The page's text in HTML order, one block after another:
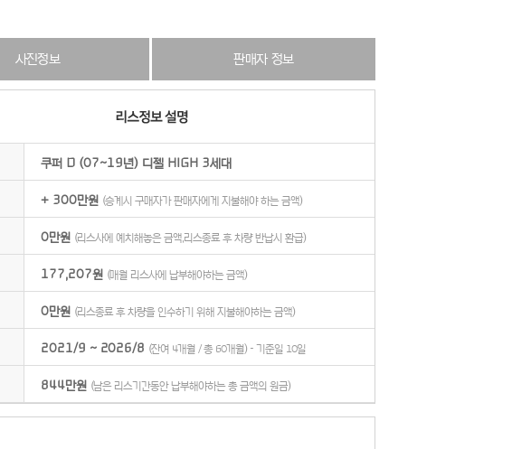
사진정보 판매자 정보
쿠퍼 D (07~19년) 디젤 HIGH 3세대
+ 300만원 (승계시 구매자가 판매자에게 지불해야 하는 금액)
0만원 (리스사에 예치해놓은 금액,리스종료 후 차량 반납시 환급)
177,207원 (매월 리스사에 납부해야하는 금액)
0만원 (리스종료 후 차량을 인수하기 위해 지불해야하는 금액)
2021/9 ~ 2026/8 (잔여 4개월 / 총 60개월) - 기준일 10일
844만원 (남은 리스기간동안 납부해야하는 총 금액의 원금)